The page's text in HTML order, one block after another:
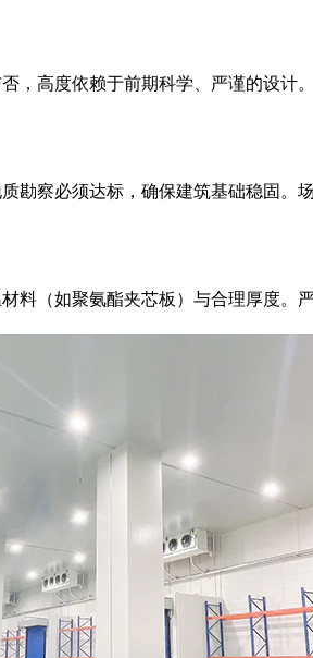
高度依赖于前期科学、严谨的设计
察必须达标，确保建筑基础稳固。
（如聚氨酯夹芯板）与合理厚度。